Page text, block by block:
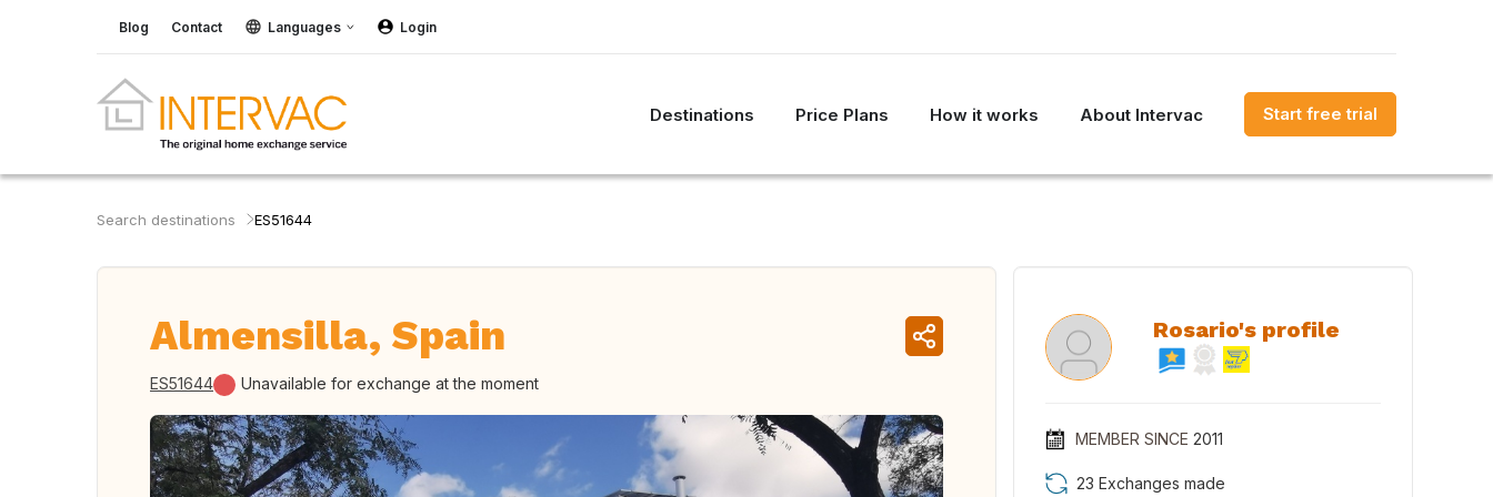
Blog Contact Languages Login
Destinations Price Plans How it works About Intervac Start free trial
Search destinations ES51644
Almensilla, Spain
ES51644 Unavailable for exchange at the moment
Rosario's profile
MEMBER SINCE 2011
23 Exchanges made